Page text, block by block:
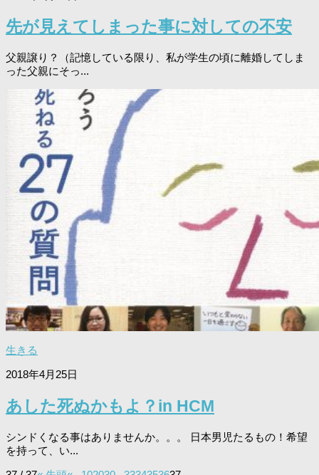
先が見えてしまった事に対しての不安
父親譲り？（記憶している限り、私が学生の頃に離婚してしま
った父親にそっ...
生きる
2018年4月25日
あした死ぬかもよ？in HCM
シンドくなる事はありませんか。。。 日本男児たるもの！希望
を持って、い...